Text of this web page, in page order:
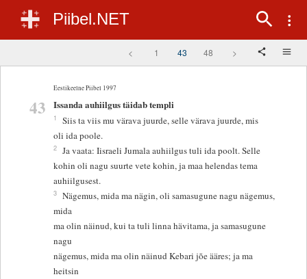
Piibel.NET
< 1 43 48 >
Eestikeelne Piibel 1997
43 Issanda auhiilgus täidab templi
1
Siis ta viis mu värava juurde, selle värava juurde, mis
oli ida poole.
2 Ja vaata: Iisraeli Jumala auhiilgus tuli ida poolt. Selle
kohin oli nagu suurte vete kohin, ja maa helendas tema
auhiilgusest.
3 Nägemus, mida ma nägin, oli samasugune nagu nägemus,
mida
ma olin näinud, kui ta tuli linna hävitama, ja samasugune
nagu
nägemus, mida ma olin näinud Kebari jõe ääres; ja ma
heitsin